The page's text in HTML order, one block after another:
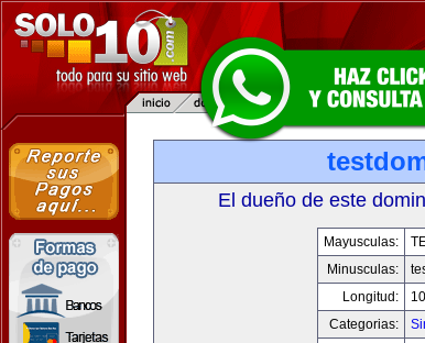
El dueño de este
Mayusculas:
Minusculas:
Longitud:
Categorias: